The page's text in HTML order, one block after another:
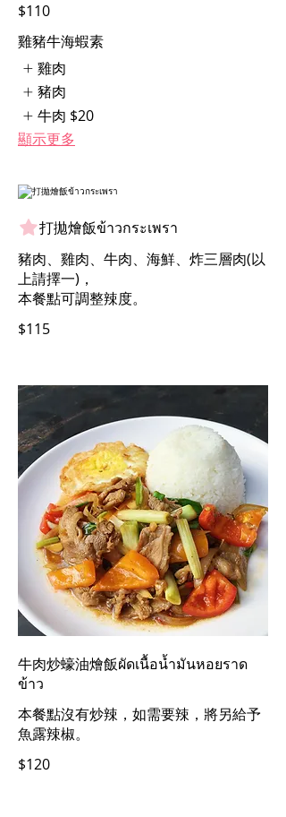
$110
雞豬牛海蝦素
雞肉
豬肉
牛肉 $20
顯示更多
打拋燴飯ข้าวกระเพรา
豬肉、雞肉、牛肉、海鮮、炸三層肉(以
上請擇一)，
本餐點可調整辣度。
$115
牛肉炒蠔油燴飯ผัดเนื้อน้ำมันหอยราด
ข้าว
本餐點沒有炒辣，如需要辣，將另給予
魚露辣椒。
$120